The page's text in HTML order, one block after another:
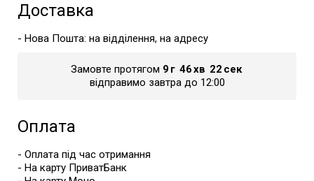
Доставка
- Нова Пошта: на відділення, на адресу
Замовте протягом 9г 46хв 22 сек
відправимо завтра до 12:00
Оплата
- Оплата під час отримання
- На карту ПриватБанк